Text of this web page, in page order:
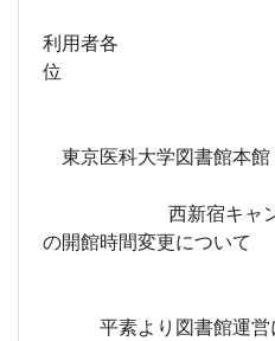
利用者各
東京医科大学図書館本館
西新宿キャンパス
の開館時間変更について
平素より図書館運営